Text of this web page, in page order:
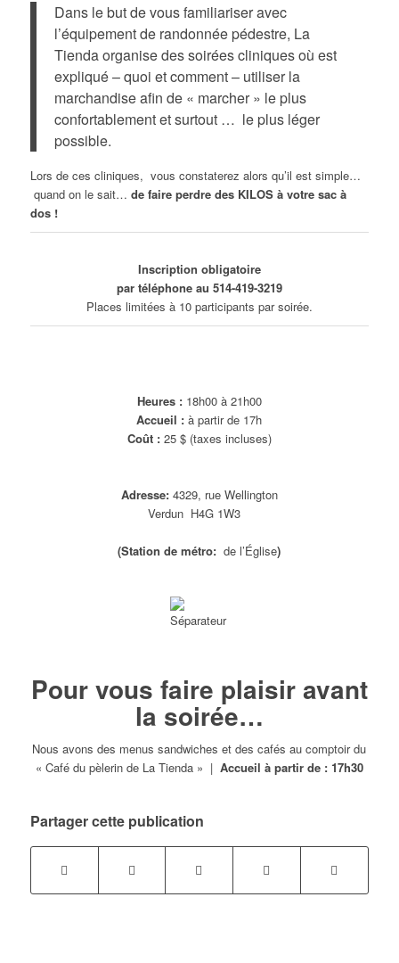
Dans le but de vous familiariser avec
l’équipement de randonnée pédestre, La
Tienda organise des soirées cliniques où est
expliqué – quoi et comment – utiliser la
marchandise afin de « marcher » le plus
confortablement et surtout … le plus léger
possible.
Lors de ces cliniques, vous constaterez alors qu’il est simple…
quand on le sait… de faire perdre des KILOS à votre sac à
dos !
Inscription obligatoire
par téléphone au 514-419-3219
Places limitées à 10 participants par soirée.
Heures :18h00 à 21h00
Accueil : à partir de 17h
Coût :25 $ (taxes incluses)
Adresse:4329, rue Wellington
Verdun H4G 1W3
(Station de métro:de l’Église)
Pour vous faire plaisir avant
la soirée…
Nous avons des menus sandwiches et des cafés au comptoir du
« Café du pèlerin de La Tienda » | Accueil à partir de : 17h30
Partager cette publication